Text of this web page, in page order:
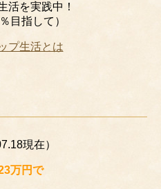
活を実践中！
目指して）
プ生活とは
現在）
万円で